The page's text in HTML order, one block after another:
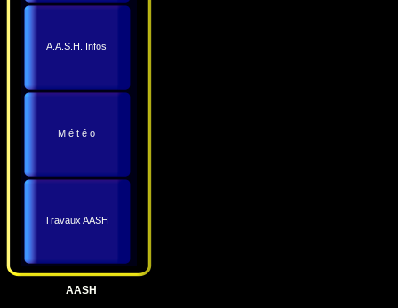
A.A.S.H. Infos
M é t é o
Travaux AASH
AASH